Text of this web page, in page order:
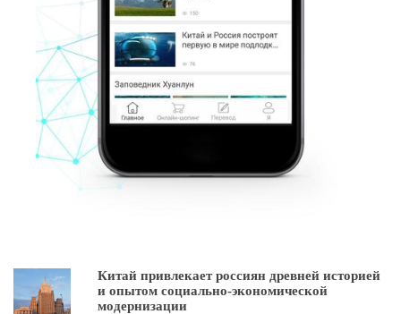
Китай привлекает россиян древней историей
и опытом социально-экономической
модернизации